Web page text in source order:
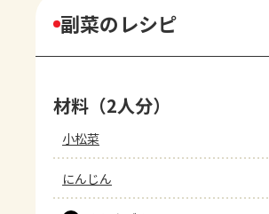
副菜のレシピ
材料（2人分）
小松菜
にんじん